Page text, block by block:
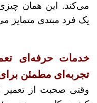
می‌کند. این همان
یک فرد مبتدی متمایز
تجربه‌ای مطمئن
وقتی صحبت از تعمیر